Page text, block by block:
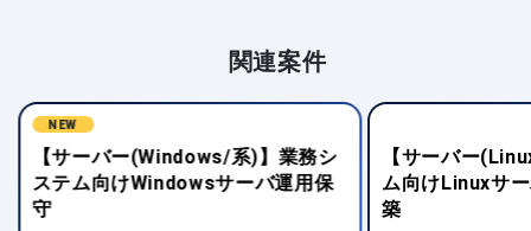
関連案件
NEW
【サーバー(Windows/系)】業務シ
ステム向けWindowsサーバ運用保
守
【サーバー
ム向けLinuxサ
築